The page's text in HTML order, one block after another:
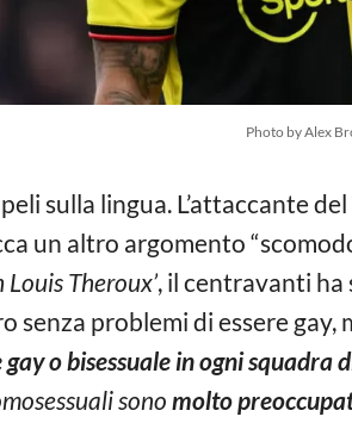
Photo by Alex
sulla lingua. L’attaccante del
un altro argomento
Louis Theroux’, il centravanti ha
senza problemi di essere gay,
o bisessuale in ogni squadra
sono molto